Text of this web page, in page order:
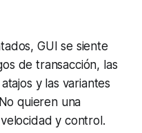
GUI se siente
de transacción, las
y las variantes
quieren una
y control.